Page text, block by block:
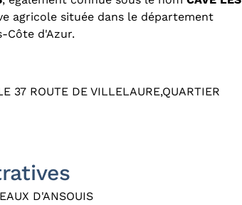
agricole située dans le département
Côte d'Azur.
37 ROUTE DE VILLELAURE,QUARTIER
D'ANSOUIS